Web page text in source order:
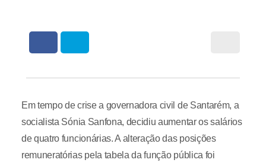
Em tempo de crise a governadora civil de Santarém, a
socialista Sónia Sanfona, decidiu aumentar os salários
de quatro funcionárias. A alteração das posições
remuneratórias pela tabela da função pública foi